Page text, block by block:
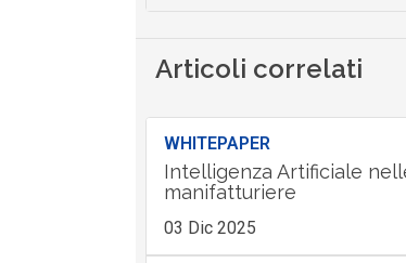
Articoli correlati
WHITEPAPER
Intelligenza Artificiale
manifatturiere
03 Dic 2025